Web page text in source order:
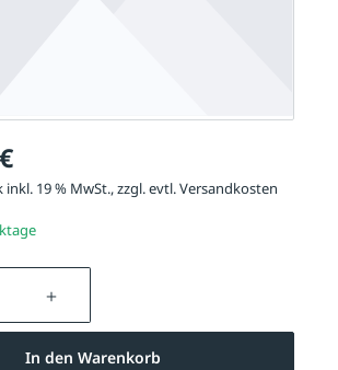
inkl. 19 % MwSt., zzgl. evtl.Versandkosten
Gib den
In den Warenkorb